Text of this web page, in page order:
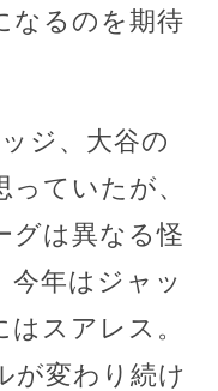
なるのを期待
ジ、大谷の
ていたが、
グは異なる怪
今年はジャッ
スアレス。
が変わり続け